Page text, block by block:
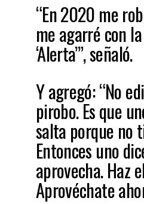
“En 2020 me
me agarré con
‘Alerta’”, señaló.
Y agregó: “No
pirobo. Es que
salta porque no
Entonces uno
aprovecha. Haz
Aprovéchate